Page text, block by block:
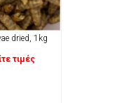
dried, 1kg
τιμές